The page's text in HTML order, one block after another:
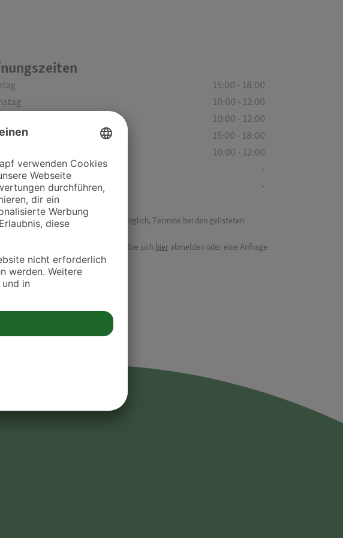
15:00 - 18:00
10:00 - 12:00
10:00 - 12:00
15:00 - 18:00
10:00 - 12:00
-
-
Über Dr. Fressnapf ist es nicht möglich, Termine bei den gelisteten
Praxis oder Klinik.
Daten ändern möchten, können Sie sich hier abmelden oder eine Anfrage